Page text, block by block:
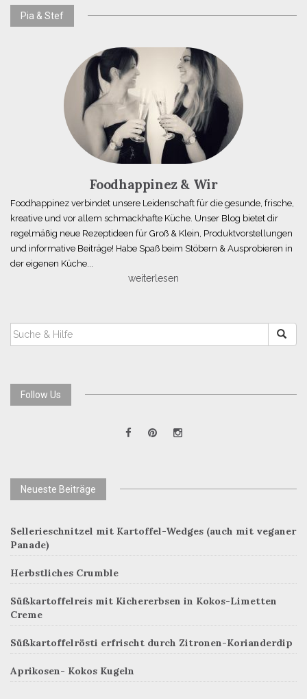
Pia & Stef
Foodhappinez & Wir
Foodhappinez verbindet unsere Leidenschaft für die gesunde, frische,
kreative und vor allem schmackhafte Küche. Unser Blog bietet dir
regelmäßig neue Rezeptideen für Groß & Klein, Produktvorstellungen
und informative Beiträge! Habe Spaß beim Stöbern & Ausprobieren in
der eigenen Küche...
weiterlesen
SUCHEN
NACH:
Follow Us
Neueste Beiträge
Sellerieschnitzel mit Kartoffel-Wedges (auch mit veganer
Panade)
Herbstliches Crumble
Süßkartoffelreis mit Kichererbsen in Kokos-Limetten
Creme
Süßkartoffelrösti erfrischt durch Zitronen-Korianderdip
Aprikosen- Kokos Kugeln